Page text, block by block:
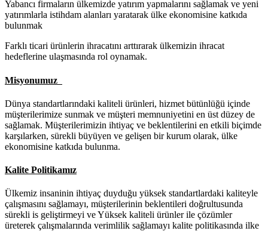
Yabancı firmaların ülkemizde yatırım yapmalarını sağlamak ve yeni
yatırımlarla istihdam alanları yaratarak ülke ekonomisine katkıda
bulunmak
Farklı ticari ürünlerin ihracatını arttırarak ülkemizin ihracat
hedeflerine ulaşmasında rol oynamak.
Misyonumuz
Dünya standartlarındaki kaliteli ürünleri, hizmet bütünlüğü içinde
müşterilerimize sunmak ve müşteri memnuniyetini en üst düzey de
sağlamak. Müşterilerimizin ihtiyaç ve beklentilerini en etkili biçimde
karşılarken, sürekli büyüyen ve gelişen bir kurum olarak, ülke
ekonomisine katkıda bulunma.
Kalite Politikamız
Ülkemiz insaninin ihtiyaç duyduğu yüksek standartlardaki kaliteyle
çalışmasını sağlamayı, müşterilerinin beklentileri doğrultusunda
sürekli is geliştirmeyi ve Yüksek kaliteli ürünler ile çözümler
üreterek çalışmalarında verimlilik sağlamayı kalite politikasında ilke